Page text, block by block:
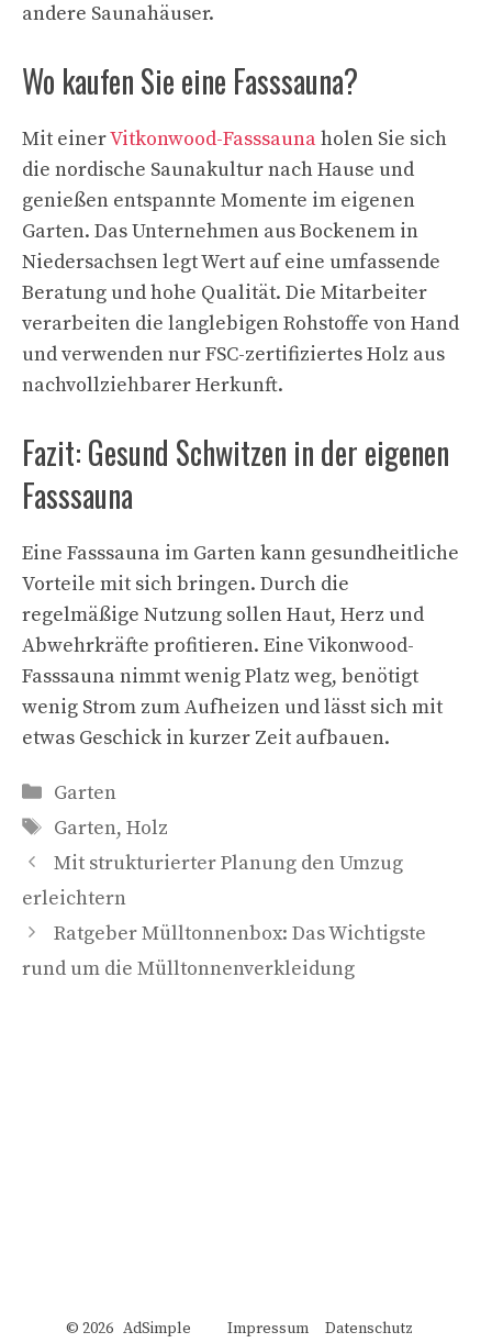
andere Saunahäuser.
Wo kaufen Sie eine Fasssauna?
Mit einerVitkonwood-Fasssaunaholen Sie sich
die nordische Saunakultur nach Hause und
genießen entspannte Momente im eigenen
Garten. Das Unternehmen aus Bockenem in
Niedersachsen legt Wert auf eine umfassende
Beratung und hohe Qualität. Die Mitarbeiter
verarbeiten die langlebigen Rohstoffe von Hand
und verwenden nur FSC-zertifiziertes Holz aus
nachvollziehbarer Herkunft.
Fazit: Gesund Schwitzen in der eigenen
Fasssauna
Eine Fasssauna im Garten kann gesundheitliche
Vorteile mit sich bringen. Durch die
regelmäßige Nutzung sollen Haut, Herz und
Abwehrkräfte profitieren. Eine Vikonwood-
Fasssauna nimmt wenig Platz weg, benötigt
wenig Strom zum Aufheizen und lässt sich mit
etwas Geschick in kurzer Zeit aufbauen.
Kategorien
Garten
Schlagwörter
Garten, Holz
Mit strukturierter Planung den Umzug
erleichtern
Ratgeber Mülltonnenbox: Das Wichtigste
rund um die Mülltonnenverkleidung
© 2026 AdSimple Impressum Datenschutz